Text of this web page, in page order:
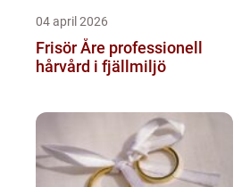
04 april 2026
Frisör Åre professionell
hårvård i fjällmiljö